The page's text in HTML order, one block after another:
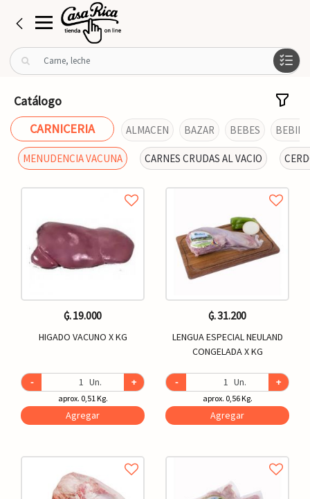
B
u
r
p
Catálogo
CARNICERIA
ALMACEN BAZAR BEBES
MENUDENCIA VACUNA CARNES CRUDAS AL VACIO
₲. 19.000
HIGADO VACUNO X KG
- Un. +
aprox. 0,51 Kg.
Agregar
₲. 31.200
LENGUA ESPECIAL NEULAND
CONGELADA X KG
- Un. +
aprox. 0,56 Kg.
Agregar